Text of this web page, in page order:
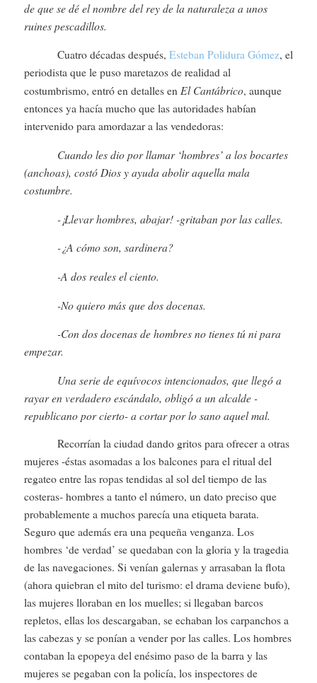
de que se dé el nombre del rey de la naturaleza a unos
ruines pescadillos.
Cuatro décadas después, Esteban Polidura Gómez, el
periodista que le puso maretazos de realidad al
costumbrismo, entró en detalles en El Cantábrico, aunque
entonces ya hacía mucho que las autoridades habían
intervenido para amordazar a las vendedoras:
Cuando les dio por llamar ‘hombres’ a los bocartes
(anchoas), costó Dios y ayuda abolir aquella mala
costumbre.
-¡Llevar hombres, abajar! -gritaban por las calles.
-¿A cómo son, sardinera?
-A dos reales el ciento.
-No quiero más que dos docenas.
-Con dos docenas de hombres no tienes tú ni para
empezar.
Una serie de equívocos intencionados, que llegó a
rayar en verdadero escándalo, obligó a un alcalde -
republicano por cierto- a cortar por lo sano aquel mal.
Recorrían la ciudad dando gritos para ofrecer a otras
mujeres -éstas asomadas a los balcones para el ritual del
regateo entre las ropas tendidas al sol del tiempo de las
costeras- hombres a tanto el número, un dato preciso que
probablemente a muchos parecía una etiqueta barata.
Seguro que además era una pequeña venganza. Los
hombres ‘de verdad’ se quedaban con la gloria y la tragedia
de las navegaciones. Si venían galernas y arrasaban la flota
(ahora quiebran el mito del turismo: el drama deviene bufo),
las mujeres lloraban en los muelles; si llegaban barcos
repletos, ellas los descargaban, se echaban los carpanchos a
las cabezas y se ponían a vender por las calles. Los hombres
contaban la epopeya del enésimo paso de la barra y las
mujeres se pegaban con la policía, los inspectores de